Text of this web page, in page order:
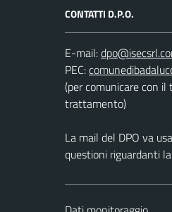
CONTATTI D.P.O.
E-mail:
PEC:
(per comunicare con il
trattamento)
La mail del DPO va
questioni riguardanti